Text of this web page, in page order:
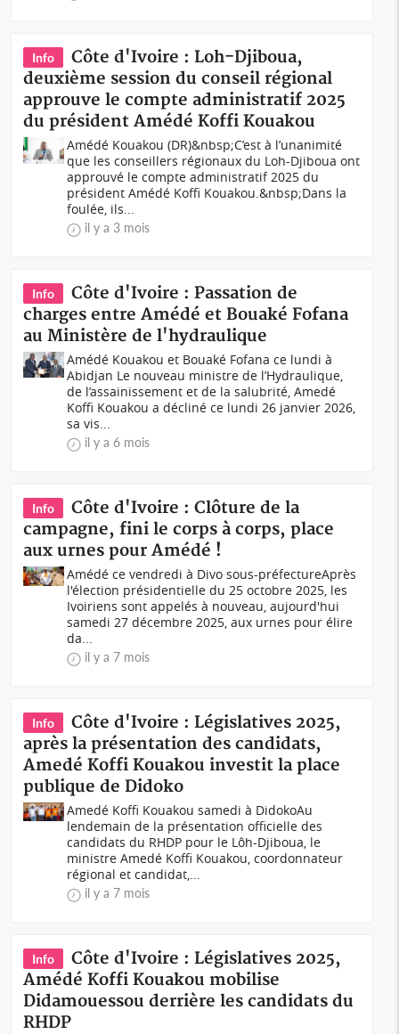
Info
Côte d'Ivoire : Loh-Djiboua,
deuxième session du conseil régional
approuve le compte administratif 2025
du président Amédé Koffi Kouakou
Amédé Kouakou (DR)&nbsp;C’est à l’unanimité
que les conseillers régionaux du Loh-Djiboua ont
approuvé le compte administratif 2025 du
président Amédé Koffi Kouakou.&nbsp;Dans la
foulée, ils...
il y a 3 mois
Info
Côte d'Ivoire : Passation de
charges entre Amédé et Bouaké Fofana
au Ministère de l'hydraulique
Amédé Kouakou et Bouaké Fofana ce lundi à
Abidjan Le nouveau ministre de l’Hydraulique,
de l’assainissement et de la salubrité, Amedé
Koffi Kouakou a décliné ce lundi 26 janvier 2026,
sa vis...
il y a 6 mois
Info
Côte d'Ivoire : Clôture de la
campagne, fini le corps à corps, place
aux urnes pour Amédé !
Amédé ce vendredi à Divo sous-préfectureAprès
l'élection présidentielle du 25 octobre 2025, les
Ivoiriens sont appelés à nouveau, aujourd'hui
samedi 27 décembre 2025, aux urnes pour élire
da...
il y a 7 mois
Info
Côte d'Ivoire : Législatives 2025,
après la présentation des candidats,
Amedé Koffi Kouakou investit la place
publique de Didoko
‎Amedé Koffi Kouakou samedi à DidokoAu
lendemain de la présentation officielle des
candidats du RHDP pour le Lôh-Djiboua, le
ministre Amedé Koffi Kouakou, coordonnateur
régional et candidat,...
il y a 7 mois
Info
Côte d'Ivoire : Législatives 2025,
Amédé Koffi Kouakou mobilise
Didamouessou derrière les candidats du
RHDP